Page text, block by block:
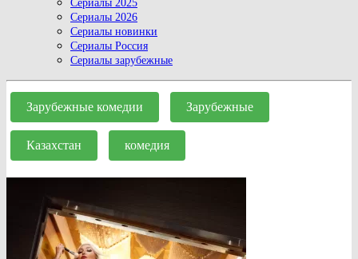
Сериалы 2025
Сериалы 2026
Сериалы новинки
Сериалы Россия
Сериалы зарубежные
Close
Button
Зарубежные комедии Зарубежные
Казахстан комедия